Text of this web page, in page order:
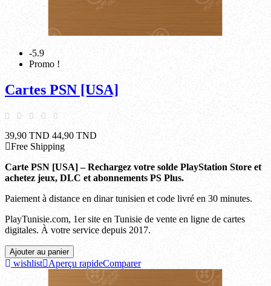
-5.9
Promo !
Cartes PSN [USA]
39,90 TND 44,90 TND
Free Shipping
Carte PSN [USA] – Rechargez votre solde PlayStation Store et
achetez jeux, DLC et abonnements PS Plus.
Paiement à distance en dinar tunisien et code livré en 30 minutes.
PlayTunisie.com, 1er site en Tunisie de vente en ligne de cartes
digitales. À votre service depuis 2017.
Ajouter au panier
wishlist Aperçu rapideComparer